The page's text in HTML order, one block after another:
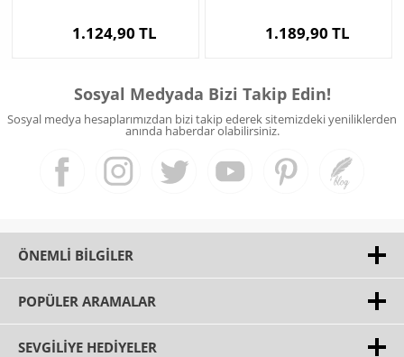
1.124,90 TL 1.189,90 TL
Sosyal Medyada Bizi Takip Edin!
Sosyal medya hesaplarımızdan bizi takip ederek sitemizdeki yeniliklerden
anında haberdar olabilirsiniz.
ÖNEMLI BILGILER
POPÜLER ARAMALAR
SEVGILIYE HEDIYELER